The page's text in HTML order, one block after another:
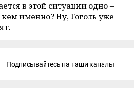
в этой ситуации одно –
кем именно? Ну, Гоголь уже
Подписывайтесь на наши каналы